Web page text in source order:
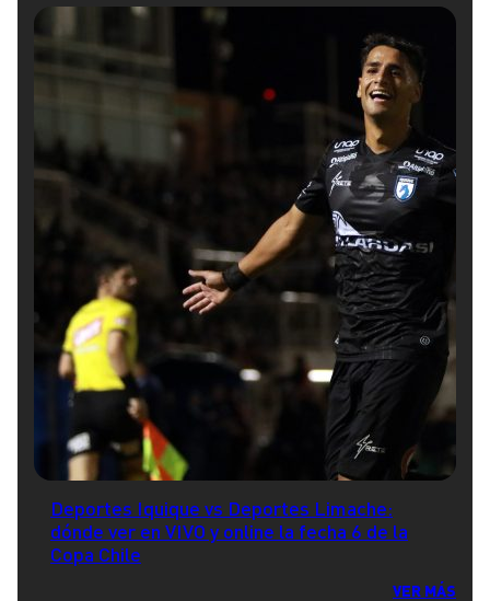
Deportes Iquique vs Deportes Limache:
dónde ver en VIVO y online la fecha 6 de la
Copa Chile
VER MÁS